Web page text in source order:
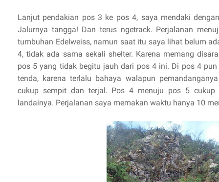
Lanjut pendakian pos 3 ke pos 4, saya mendaki
Jalurnya tangga! Dan terus ngetrack. Perjalanan
tumbuhan Edelweiss, namun saat itu saya lihat belum
4, tidak ada sama sekali shelter. Karena memang
pos 5 yang tidak begitu jauh dari pos 4 ini. Di pos 4
tenda, karena terlalu bahaya walapun
cukup sempit dan terjal. Pos 4 menuju pos 5 cukup
landainya. Perjalanan saya memakan waktu hanya 10